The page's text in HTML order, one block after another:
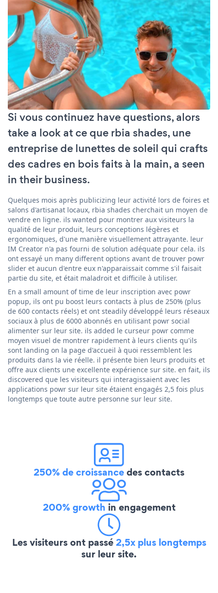
Si vous continuez have questions, alors
take a look at ce que rbia shades, une
entreprise de lunettes de soleil qui crafts
des cadres en bois faits à la main, a seen
in their business.
Quelques mois après publicizing leur activité lors de foires et
salons d'artisanat locaux, rbia shades cherchait un moyen de
vendre en ligne. ils wanted pour montrer aux visiteurs la
qualité de leur produit, leurs conceptions légères et
ergonomiques, d'une manière visuellement attrayante. leur
IM Creator n'a pas fourni de solution adéquate pour cela. ils
ont essayé un many different options avant de trouver powr
slider et aucun d'entre eux n'apparaissait comme s'il faisait
partie du site, et était maladroit et difficile à utiliser.
En a small amount of time de leur inscription avec powr
popup, ils ont pu boost leurs contacts à plus de 250% (plus
de 600 contacts réels) et ont steadily développé leurs réseaux
sociaux à plus de 6000 abonnés en utilisant powr social
alimenter sur leur site. ils added le curseur powr comme
moyen visuel de montrer rapidement à leurs clients qu'ils
sont landing on la page d'accueil à quoi ressemblent les
produits dans la vie réelle. il présente bien leurs produits et
offre aux clients une excellente expérience sur site. en fait, ils
discovered que les visiteurs qui interagissaient avec les
applications powr sur leur site étaient engagés 2,5 fois plus
longtemps que toute autre personne sur leur site.
250% de croissancedes contacts
200% growth in engagement
Les visiteurs ont passé2,5x plus longtemps
sur leur site.